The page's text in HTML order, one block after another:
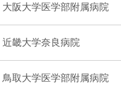
大阪大学医学部附属病院
近畿大学奈良病院
鳥取大学医学部附属病院